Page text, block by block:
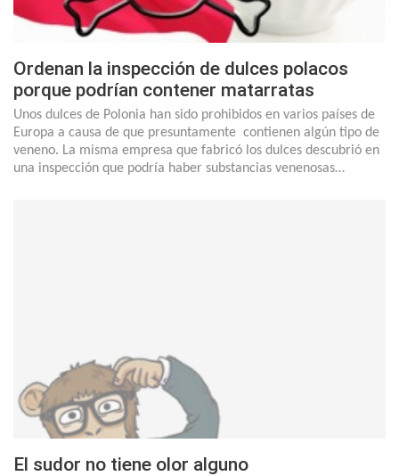
Ordenan la inspección de dulces polacos
porque podrían contener matarratas
Unos dulces de Polonia han sido prohibidos en varios países de
Europa a causa de que presuntamente contienen algún tipo de
veneno. La misma empresa que fabricó los dulces descubrió en
una inspección que podría haber substancias venenosas…
El sudor no tiene olor alguno